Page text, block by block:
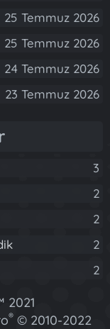
25 Temmuz 2026
25 Temmuz 2026
24 Temmuz 2026
23 Temmuz 2026
3
2
2
2
2
2021
® © 2010-2022